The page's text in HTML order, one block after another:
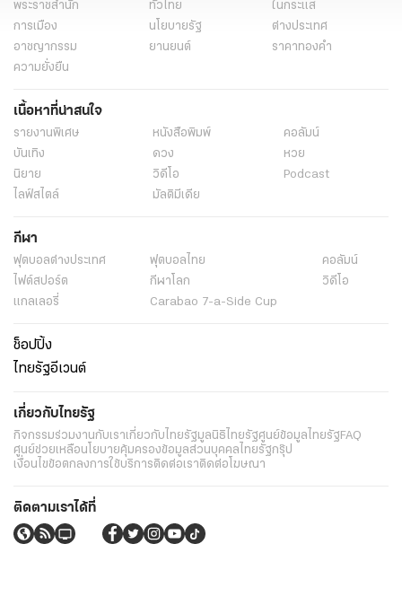
พระราชสำนัก ทั่วไทย
ในกระแส
การเมือง
นโยบายรัฐ
ต่างประเทศ
อาชญากรรม
ยานยนต์
ราคาทองคำ
ความยั่งยืน
เนื้อหาที่น่าสนใจ
รายงานพิเศษ หนังสือพิมพ์
คอลัมน์
บันเทิง
ดวง
หวย
นิยาย
วิดีโอ
Podcast
ไลฟ์สไตล์
มัลติมีเดีย
กีฬา
ฟุตบอลต่่างประเทศ ฟุตบอลไทย
คอลัมน์
ไฟต์สปอร์ต
กีฬาโลก
วิดีโอ
แกลเลอรี่
Carabao 7-a-Side Cup
ช็อปปิ้ง
ไทยรัฐอีเวนต์
เกี่ยวกับไทยรัฐ
กิจกรรมร่วมงานกับเราเกี่ยวกับไทยรัฐมูลนิธิไทยรัฐศูนย์ข้อมูลไทยรัฐ FAQ
ศูนย์ช่วยเหลือนโยบายคุ้มครองข้อมูลส่วนบุคคลไทยรัฐกรุ๊ป
เงื่อนไขข้อตกลงการใช้บริการติดต่อเราติดต่อโฆษณา
ติดตามเราได้ที่